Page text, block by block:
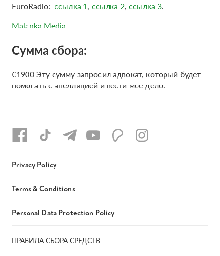
EuroRadio: ссылка 1, ссылка 2,ссылка 3.
Malanka Media.
Сумма сбора:
€1900 Эту сумму запросил адвокат, который будет
помогать с апелляцией и вести мое дело.
ПРАВИЛА СБОРА СРЕДСТВ
Privacy Policy
Terms & Conditions
Personal Data Protection Policy